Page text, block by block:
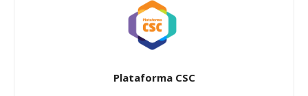
Plataforma CSC